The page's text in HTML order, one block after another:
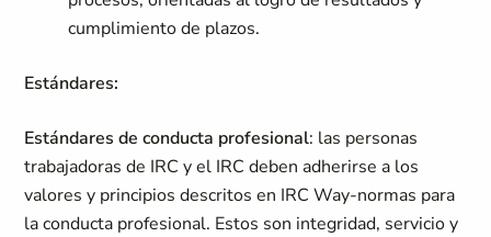
cumplimiento de plazos.
Estándares:
Estándares de conducta profesional: las personas
trabajadoras de IRC y el IRC deben adherirse a los
valores y principios descritos en IRC Way-normas para
la conducta profesional. Estos son integridad, servicio y